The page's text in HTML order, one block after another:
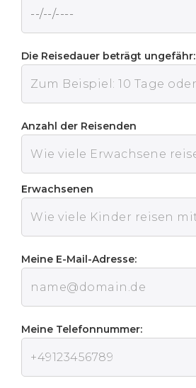
Die Reisedauer beträgt ungefähr:
Anzahl der Reisenden
Erwachsenen
Meine E-Mail-Adresse:
Meine Telefonnummer: